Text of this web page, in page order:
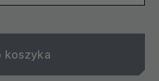
koszyka